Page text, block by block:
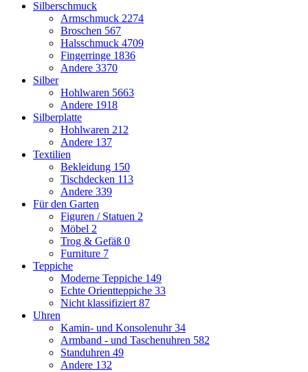
Silberschmuck
Armschmuck 2274
Broschen 567
Halsschmuck 4709
Fingerringe 1836
Andere 3370
Silber
Hohlwaren 5663
Andere 1918
Silberplatte
Hohlwaren 212
Andere 137
Textilien
Bekleidung 150
Tischdecken 113
Andere 339
Für den Garten
Figuren / Statuen 2
Möbel 2
Trog & Gefäß 0
Furniture 7
Teppiche
Moderne Teppiche 149
Echte Orientteppiche 33
Nicht klassifiziert 87
Uhren
Kamin- und Konsolenuhr34
Armband - und Taschenuhren 582
Standuhren 49
Andere 132